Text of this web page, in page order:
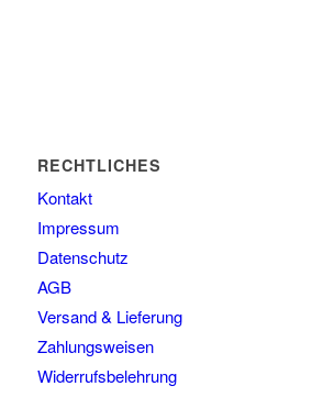
RECHTLICHES
Kontakt
Impressum
Datenschutz
AGB
Versand & Lieferung
Zahlungsweisen
Widerrufsbelehrung